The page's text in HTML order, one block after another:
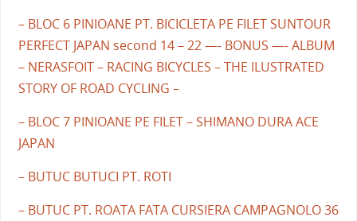
– BLOC 6 PINIOANE PT. BICICLETA PE FILET SUNTOUR
PERFECT JAPAN second 14 – 22 —- BONUS —- ALBUM
– NERASFOIT – RACING BICYCLES – THE ILUSTRATED
STORY OF ROAD CYCLING –
– BLOC 7 PINIOANE PE FILET – SHIMANO DURA ACE
JAPAN
– BUTUC BUTUCI PT. ROTI
– BUTUC PT. ROATA FATA CURSIERA CAMPAGNOLO 36